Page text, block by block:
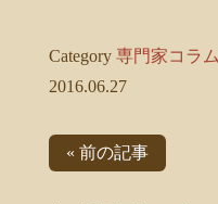
Category 専門家コラム
2016.06.27
« 前の記事